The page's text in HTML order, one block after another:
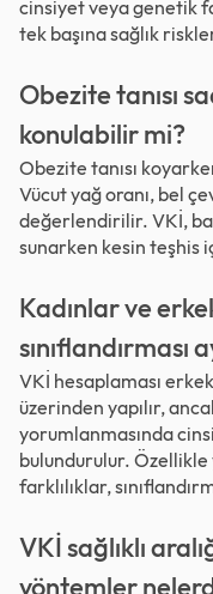
cinsiyet veya genetik
tek başına sağlık
Obezite tanısı
konulabilir mi?
Obezite tanısı
Vücut yağ oranı, bel
değerlendirilir. VKİ,
sunarken kesin teşhis
Kadınlar ve
sınıflandırması
VKİ hesaplaması
üzerinden yapılır,
yorumlanmasında
bulundurulur. Özellikle
farklılıklar,
VKİ sağlıklı
yöntemler